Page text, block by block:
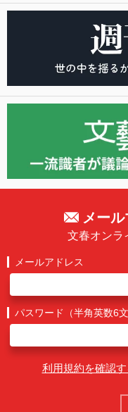
メール
文春オンラ
メールアドレス
パスワード（半角英数6
利用規約を確認す